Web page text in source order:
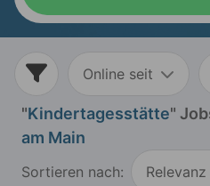
Online seit
"Kindertagesstätte"
am Main
Sortieren nach:
Relevanz